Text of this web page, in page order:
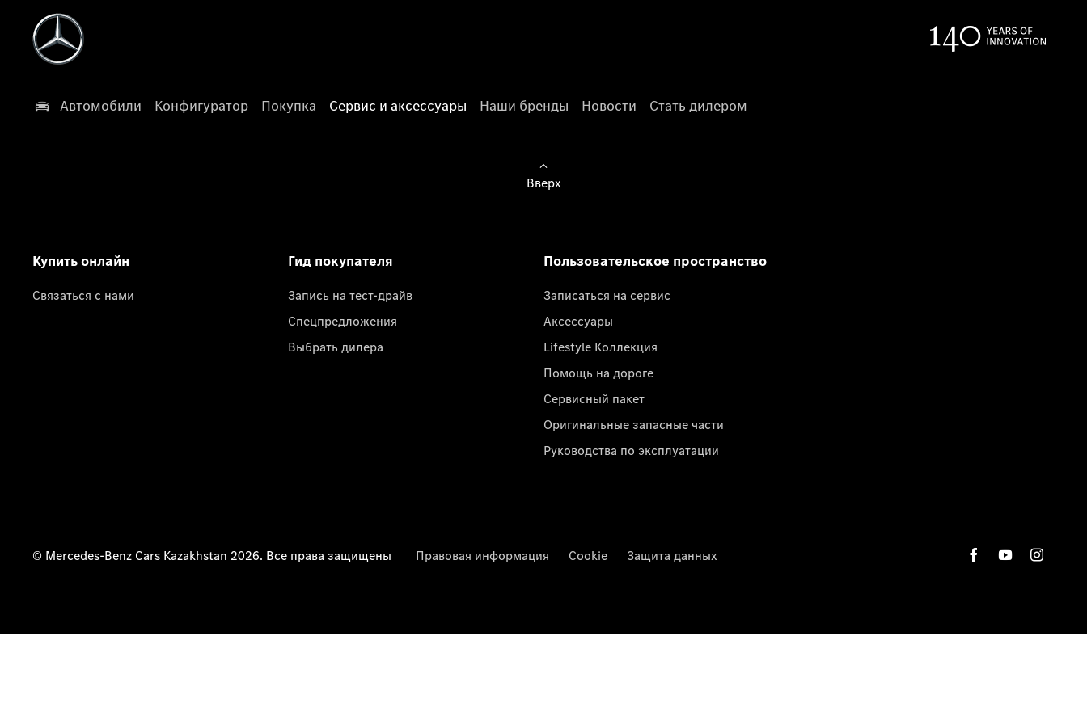
Автомобили Конфигуратор Покупка Сервис и аксессуары Наши бренды Новости Стать дилером
Вверх
Купить онлайн
Связаться с нами
Гид покупателя
Запись на тест-драйв
Спецпредложения
Выбрать дилера
Пользовательское пространство
Записаться на сервис
Аксессуары
Lifestyle Коллекция
Помощь на дороге
Сервисный пакет
Оригинальные запасные части
Руководства по эксплуатации
© Mercedes-Benz Cars Kazakhstan 2026. Все права защищены Правовая информация Cookie Защита данных